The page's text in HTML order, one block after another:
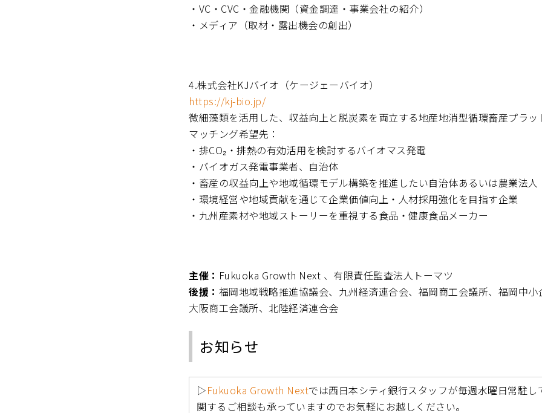
・VC・CVC・金融機関（資金調達・事業会社の紹介）
・メディア（取材・露出機会の創出）
4.株式会社KJバイオ（ケージェーバイオ）
https://kj-bio.jp/
微細藻類を活用した、収益向上と脱炭素を両立する地産地消型循環畜産プラッ
マッチング希望先：
・排CO₂・排熱の有効活用を検討するバイオマス発電
・バイオガス発電事業者、自治体
・畜産の収益向上や地域循環モデル構築を推進したい自治体あるいは農業法人
・環境経営や地域貢献を通じて企業価値向上・人材採用強化を目指す企業
・九州産素材や地域ストーリーを重視する食品・健康食品メーカー
主催： Fukuoka Growth Next 、有限責任監査法人トーマツ
後援： 福岡地域戦略推進協議会、九州経済連合会、福岡商工会議所、福岡中
大阪商工会議所、北陸経済連合会
お知らせ
▷Fukuoka Growth Nextでは西日本シティ銀行スタッフが毎週水曜日常駐し
関するご相談も承っていますのでお気軽にお越しください。